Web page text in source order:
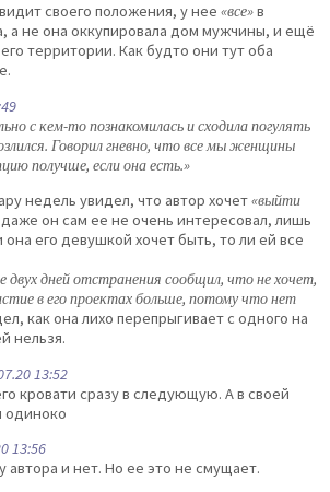
своего положения, у нее «все»в
а не она оккупировала дом мужчины, и ещё
территории. Как будто они тут оба
с кем-то познакомилась и сходила погулять
Говорил гневно, что все мы женщины
получше, если она есть.»
недель увидел, что автор хочет«выйти
даже он сам ее не очень интересовал, лишь
его девушкой хочет быть, то ли ей все
двух дней отстранения сообщил, что не хочет,
в его проектах больше, потому что нет
как она лихо перепрыгивает с одного на
нельзя.
13:52
кровати сразу в следующую. А в своей
одиноко
13:56
автора и нет. Но ее это не смущает.